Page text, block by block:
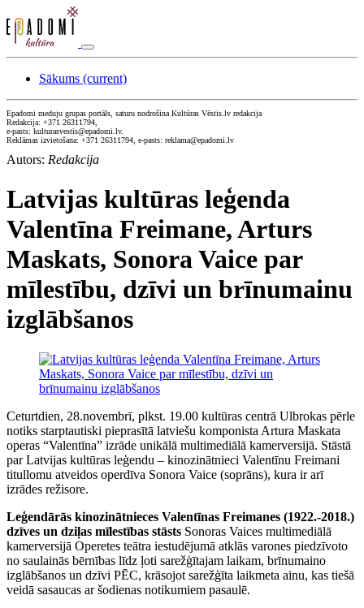
Sākums (current)
Epadomi meduju grupas portāls, saturu nodrošina Kultūras Vēstis.lv redakcija
Redakcija: +371 26311794,
e-pasts: kulturasvestis@epadomi.lv.
Reklāmas izvietošana: +371 26311794, e-pasts: reklama@epadomi.lv
Autors: Redakcija
Latvijas kultūras leģenda
Valentīna Freimane, Arturs
Maskats, Sonora Vaice par
mīlestību, dzīvi un brīnumainu
izglābšanos
Ceturtdien, 28.novembrī, plkst. 19.00 kultūras centrā Ulbrokas pērle
notiks starptautiski pieprasītā latviešu komponista Artura Maskata
operas “Valentīna” izrāde unikālā multimediālā kamerversijā. Stāstā
par Latvijas kultūras leģendu – kinozinātnieci Valentīnu Freimani
titullomu atveidos operdīva Sonora Vaice (soprāns), kura ir arī
izrādes režisore.
Leģendārās kinozinātnieces Valentīnas Freimanes (1922.-2018.)
dzīves un dziļas mīlestības stāsts Sonoras Vaices multimediālā
kamerversijā Operetes teātra iestudējumā atklās varones piedzīvoto
no saulainās bērnības līdz ļoti sarežģītajam laikam, brīnumaino
izglābšanos un dzīvi PĒC, krāsojot sarežģīta laikmeta ainu, kas tiešā
veidā sasaucas ar šodienas notikumiem pasaulē.